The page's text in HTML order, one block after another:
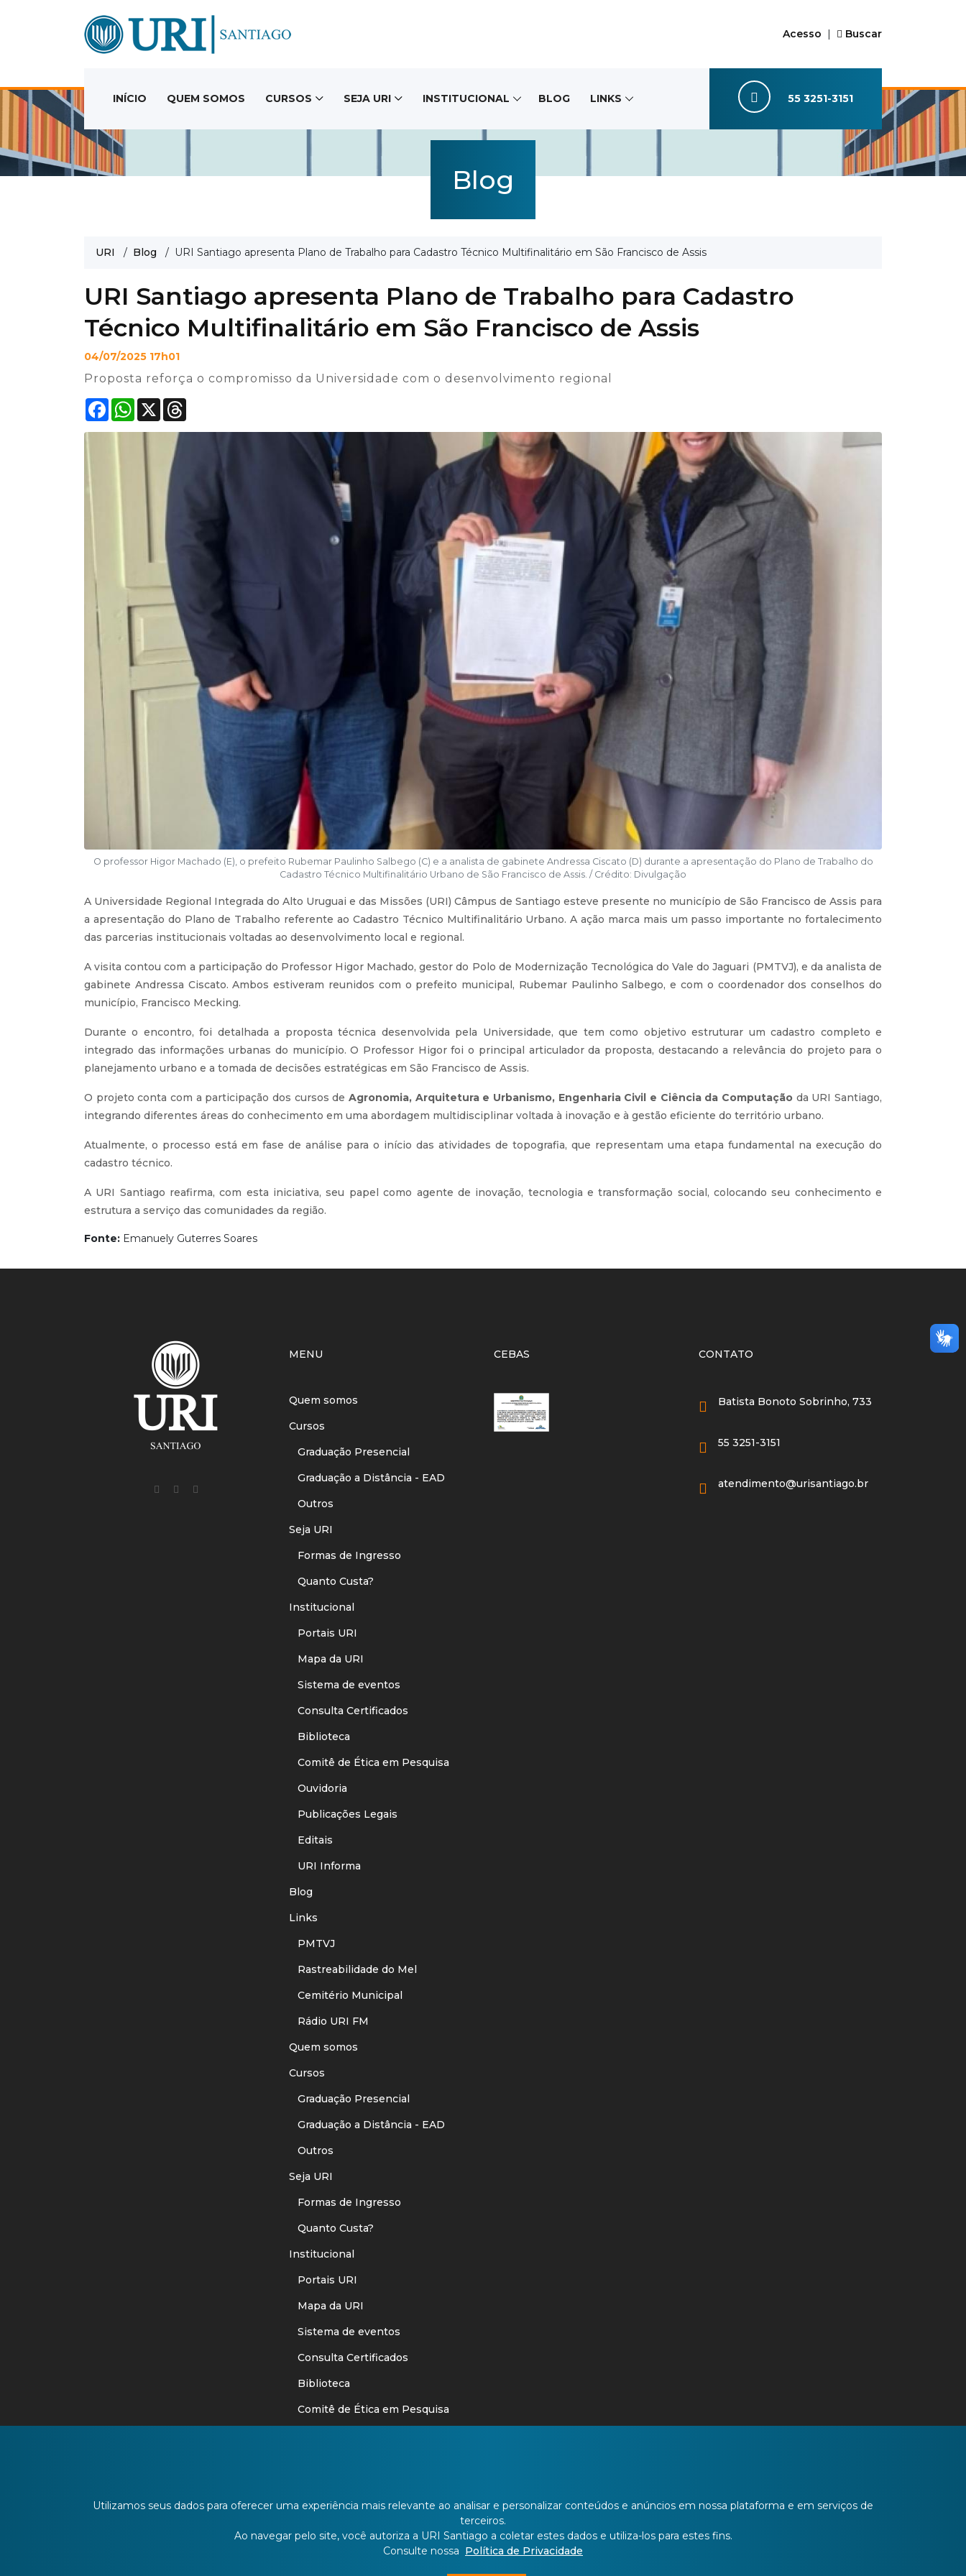
Acesso | Buscar
INÍCIO QUEM SOMOS CURSOS SEJA URI INSTITUCIONAL BLOG LINKS 55 3251-3151
Blog
URI / Blog / URI Santiago apresenta Plano de Trabalho para Cadastro Técnico Multifinalitário em São Francisco de Assis
URI Santiago apresenta Plano de Trabalho para Cadastro
Técnico Multifinalitário em São Francisco de Assis
04/07/2025 17h01
Proposta reforça o compromisso da Universidade com o desenvolvimento regional
Facebook
WhatsApp
X Threads
O professor Higor Machado (E), o prefeito Rubemar Paulinho Salbego (C) e a analista de gabinete Andressa Ciscato (D) durante a apresentação do Plano de Trabalho do
Cadastro Técnico Multifinalitário Urbano de São Francisco de Assis. / Crédito: Divulgação
A Universidade Regional Integrada do Alto Uruguai e das Missões (URI) Câmpus de Santiago esteve presente no município de São Francisco de Assis para
a apresentação do Plano de Trabalho referente ao Cadastro Técnico Multifinalitário Urbano. A ação marca mais um passo importante no fortalecimento
das parcerias institucionais voltadas ao desenvolvimento local e regional.
A visita contou com a participação do Professor Higor Machado, gestor do Polo de Modernização Tecnológica do Vale do Jaguari (PMTVJ), e da analista de
gabinete Andressa Ciscato. Ambos estiveram reunidos com o prefeito municipal, Rubemar Paulinho Salbego, e com o coordenador dos conselhos do
município, Francisco Mecking.
Durante o encontro, foi detalhada a proposta técnica desenvolvida pela Universidade, que tem como objetivo estruturar um cadastro completo e
integrado das informações urbanas do município. O Professor Higor foi o principal articulador da proposta, destacando a relevância do projeto para o
planejamento urbano e a tomada de decisões estratégicas em São Francisco de Assis.
O projeto conta com a participação dos cursos de Agronomia, Arquitetura e Urbanismo, Engenharia Civil e Ciência da Computação da URI Santiago,
integrando diferentes áreas do conhecimento em uma abordagem multidisciplinar voltada à inovação e à gestão eficiente do território urbano.
Atualmente, o processo está em fase de análise para o início das atividades de topografia, que representam uma etapa fundamental na execução do
cadastro técnico.
A URI Santiago reafirma, com esta iniciativa, seu papel como agente de inovação, tecnologia e transformação social, colocando seu conhecimento e
estrutura a serviço das comunidades da região.
Fonte: Emanuely Guterres Soares
MENU
Quem somos
Cursos
Graduação Presencial
Graduação a Distância - EAD
Outros
Seja URI
Formas de Ingresso
Quanto Custa?
Institucional
Portais URI
Mapa da URI
Sistema de eventos
Consulta Certificados
Biblioteca
Comitê de Ética em Pesquisa
Ouvidoria
Publicações Legais
Editais
URI Informa
Blog
Links
PMTVJ
Rastreabilidade do Mel
Cemitério Municipal
Rádio URI FM
Quem somos
Cursos
Graduação Presencial
Graduação a Distância - EAD
Outros
Seja URI
Formas de Ingresso
Quanto Custa?
Institucional
Portais URI
Mapa da URI
Sistema de eventos
Consulta Certificados
Biblioteca
Comitê de Ética em Pesquisa
URI Informa
Blog
CEBAS CONTATO
Batista Bonoto Sobrinho, 733
55 3251-3151
atendimento@urisantiago.br
Utilizamos seus dados para oferecer uma experiência mais relevante ao analisar e personalizar conteúdos e anúncios em nossa plataforma e em serviços de
terceiros.
Ao navegar pelo site, você autoriza a URI Santiago a coletar estes dados e utiliza-los para estes fins.
Consulte nossa Política de Privacidade